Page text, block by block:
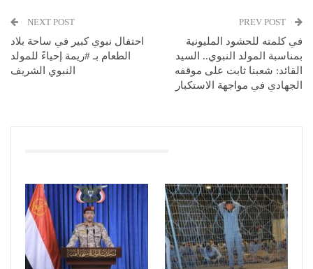
في كلمته للحشود المليونية
بمناسبة المولد النبوي.. السيد
القائد: شعبنا ثابت على موقفه
الجهادي في مواجهة الاستكبار
NEXT POST
احتفال نبوي كبير في ساحة بلاد
الطعام بـ #ريمة إحياءً للمولد
النبوي الشريف